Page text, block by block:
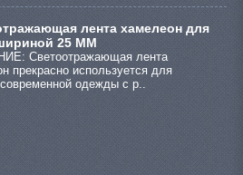
лента хамелеон для
25 ММ
Светоотражающая лента
прекрасно используется для
одежды с р..